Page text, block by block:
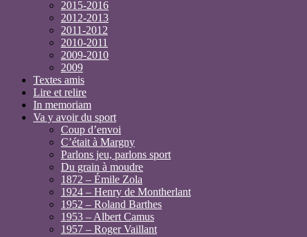
2015-2016
2012-2013
2011-2012
2010-2011
2009-2010
2009
Textes amis
Lire et relire
In memoriam
Va y avoir du sport
Coup d’envoi
C’était à Margny
Parlons jeu, parlons sport
Du grain à moudre
1872 – Émile Zola
1924 – Henry de Montherlant
1952 – Roland Barthes
1953 – Albert Camus
1957 – Roger Vaillant